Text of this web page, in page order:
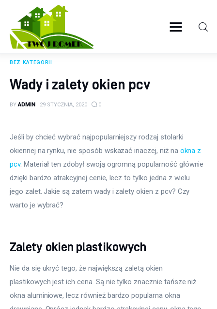
Twój domek
TWOJE ŻYCIE
Salon
Budowa
BEZ KATEGORII
Wady i zalety okien pcv
BY ADMIN 29 STYCZNIA, 2020 0
Jeśli by chcieć wybrać najpopularniejszy rodzaj stolarki
okiennej na rynku, nie sposób wskazać inaczej, niż na okna z
pcv. Materiał ten zdobył swoją ogromną popularność głównie
dzięki bardzo atrakcyjnej cenie, lecz to tylko jedna z wielu
jego zalet. Jakie są zatem wady i zalety okien z pcv? Czy
warto je wybrać?
Zalety okien plastikowych
Nie da się ukryć tego, że największą zaletą okien
plastikowych jest ich cena. Są nie tylko znacznie tańsze niż
okna aluminiowe, lecz również bardzo popularna okna